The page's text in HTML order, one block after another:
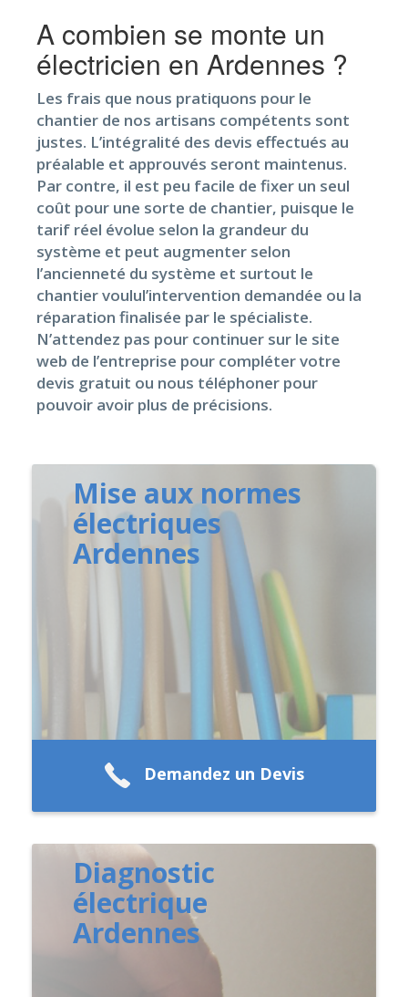
A combien se monte un
électricien en Ardennes ?
Les frais que nous pratiquons pour le
chantier de nos artisans compétents sont
justes. L’intégralité des devis effectués au
préalable et approuvés seront maintenus.
Par contre, il est peu facile de fixer un seul
coût pour une sorte de chantier, puisque le
tarif réel évolue selon la grandeur du
système et peut augmenter selon
l’ancienneté du système et surtout le
chantier voulul’intervention demandée ou la
réparation finalisée par le spécialiste.
N’attendez pas pour continuer sur le site
web de l’entreprise pour compléter votre
devis gratuit ou nous téléphoner pour
pouvoir avoir plus de précisions.
Mise aux normes
électriques
Ardennes
Demandez un Devis
Diagnostic
électrique
Ardennes